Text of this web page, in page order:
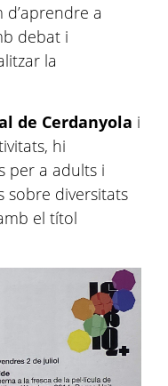
d’aprendre a
debat i
la
de Cerdanyola i
hi
per a adults i
sobre diversitats
el títol